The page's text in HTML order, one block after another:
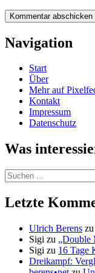
Navigation
Start
Über
Mehr auf
Kontakt
Impressum
Datenschutz
Was
Suchen
nach:
Letzte
Ulrich Berens zu
Sigi zu „Double
Sigi zu 16 Tage
Dreikampf: